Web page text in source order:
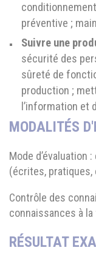
préventive ;
Suivre une
sécurité des
sûreté de
production ;
l’information et
MODALITÉS
Mode d’évaluation
(écrites, pratiques,
Contrôle des
connaissances à
RÉSULTAT